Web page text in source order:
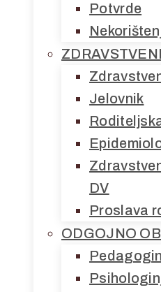
Potvrde
Jelovnik
DV
Proslava
ODGOJNO